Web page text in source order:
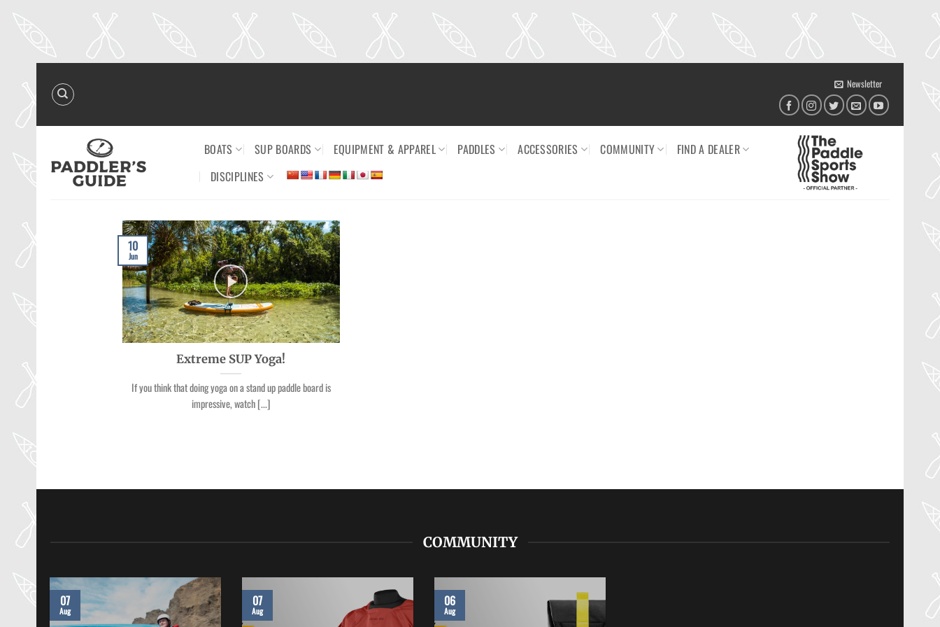
content
Newsletter
BOATS SUP BOARDS EQUIPMENT & APPAREL PADDLES ACCESSORIES COMMUNITY
FIND A DEALER
DISCIPLINES
Extreme SUP Yoga!
If you think that doing yoga on a stand up paddle board is
impressive, watch [...]
10
Jun
COMMUNITY
07
Aug
07
Aug
06
Aug